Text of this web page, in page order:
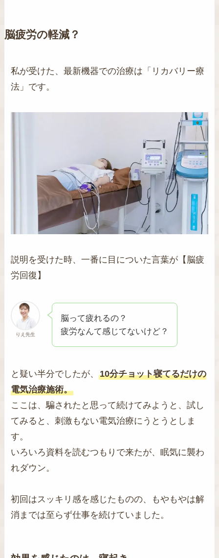
脳疲労の軽減？
私が受けた、最新機器での治療は「リカバリー療
法」です。
説明を受けた時、一番に目についた言葉が【脳疲
労回復】
りえ先生
脳って疲れるの？
疲労なんて感じてないけど？
と疑い半分でしたが、10分チョット寝てるだけの
電気治療施術。
ここは、騙されたと思って続けてみようと、試し
てみると、刺激もない電気治療にうとうとしま
す。
いろいろ資料を読むつもりで来たが、眠気に襲わ
れダウン。
初回はスッキリ感を感じたものの、もやもやは解
消までは至らず仕事を続けていました。